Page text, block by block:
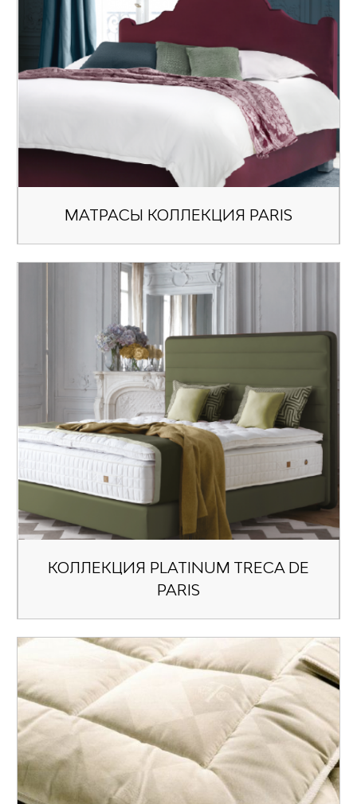
МАТРАСЫ КОЛЛЕКЦИЯ PARIS
КОЛЛЕКЦИЯ PLATINUM TRECA DE
PARIS